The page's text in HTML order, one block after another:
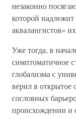
незаконно
которой надлежит
аквалангистов»
Уже тогда, в
симптоматичное
глобализма с
верил в
сословных
происхождении и